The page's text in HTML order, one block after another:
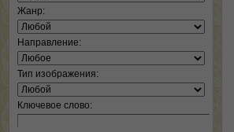
Жанр:
Направление:
Тип изображения:
Ключевое слово: